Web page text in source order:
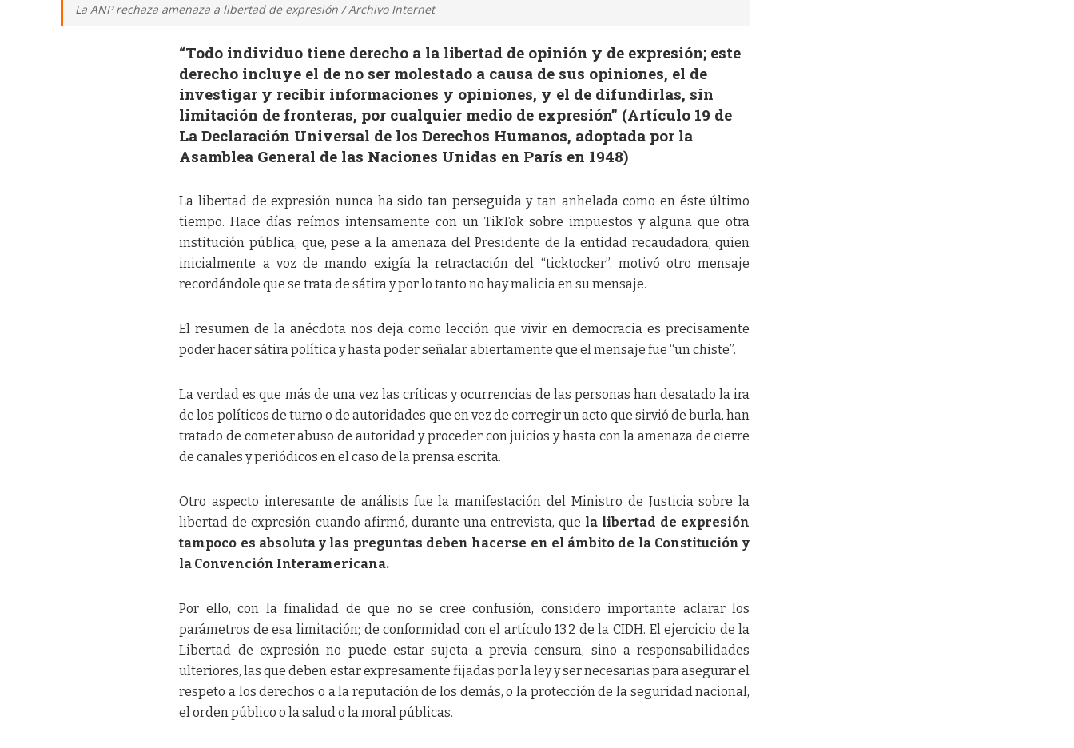
La ANP rechaza amenaza a libertad de expresión / Archivo Internet
“Todo individuo tiene derecho a la libertad de opinión y de expresión; este
derecho incluye el de no ser molestado a causa de sus opiniones, el de
investigar y recibir informaciones y opiniones, y el de difundirlas, sin
limitación de fronteras, por cualquier medio de expresión” (Artículo 19 de
La Declaración Universal de los Derechos Humanos, adoptada por la
Asamblea General de las Naciones Unidas en París en 1948)
La libertad de expresión nunca ha sido tan perseguida y tan anhelada como en éste último
tiempo. Hace días reímos intensamente con un TikTok sobre impuestos y alguna que otra
institución pública, que, pese a la amenaza del Presidente de la entidad recaudadora, quien
inicialmente a voz de mando exigía la retractación del “ticktocker”, motivó otro mensaje
recordándole que se trata de sátira y por lo tanto no hay malicia en su mensaje.
El resumen de la anécdota nos deja como lección que vivir en democracia es precisamente
poder hacer sátira política y hasta poder señalar abiertamente que el mensaje fue “un chiste”.
La verdad es que más de una vez las críticas y ocurrencias de las personas han desatado la ira
de los políticos de turno o de autoridades que en vez de corregir un acto que sirvió de burla, han
tratado de cometer abuso de autoridad y proceder con juicios y hasta con la amenaza de cierre
de canales y periódicos en el caso de la prensa escrita.
Otro aspecto interesante de análisis fue la manifestación del Ministro de Justicia sobre la
libertad de expresión cuando afirmó, durante una entrevista, que la libertad de expresión
tampoco es absoluta y las preguntas deben hacerse en el ámbito de la Constitución y
la Convención Interamericana.
Por ello, con la finalidad de que no se cree confusión, considero importante aclarar los
parámetros de esa limitación; de conformidad con el artículo 13.2 de la CIDH. El ejercicio de la
Libertad de expresión no puede estar sujeta a previa censura, sino a responsabilidades
ulteriores, las que deben estar expresamente fijadas por la ley y ser necesarias para asegurar el
respeto a los derechos o a la reputación de los demás, o la protección de la seguridad nacional,
el orden público o la salud o la moral públicas.